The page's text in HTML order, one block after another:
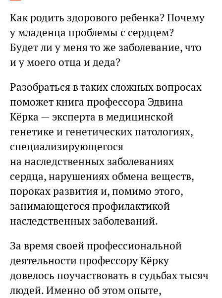
Как родить здорового ребенка? Почему
у младенца проблемы с сердцем?
Будет ли у меня то же заболевание, что
и у моего отца и деда?
Разобраться в таких сложных вопросах
поможет книга профессора Эдвина
Кёрка — эксперта в медицинской
генетике и генетических патологиях,
специализирующегося
на наследственных заболеваниях
сердца, нарушениях обмена веществ,
пороках развития и, помимо этого,
занимающегося профилактикой
наследственных заболеваний.
За время своей профессиональной
деятельности профессору Кёрку
довелось поучаствовать в судьбах тысяч
людей. Именно об этом опыте,